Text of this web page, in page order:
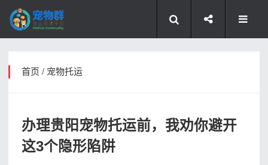
首页 / 宠物托运
办理贵阳宠物托运前，我劝你避开
这3个隐形陷阱